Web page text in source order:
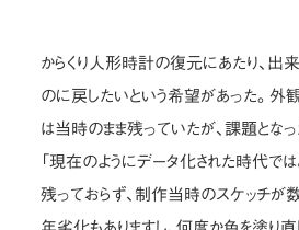
からくり人形時計の復元にあたり、出
のに戻したいという希望があった。外
は当時のまま残っていたが、課題となっ
「現在のようにデータ化された時代で
残っておらず、制作当時のスケッチが